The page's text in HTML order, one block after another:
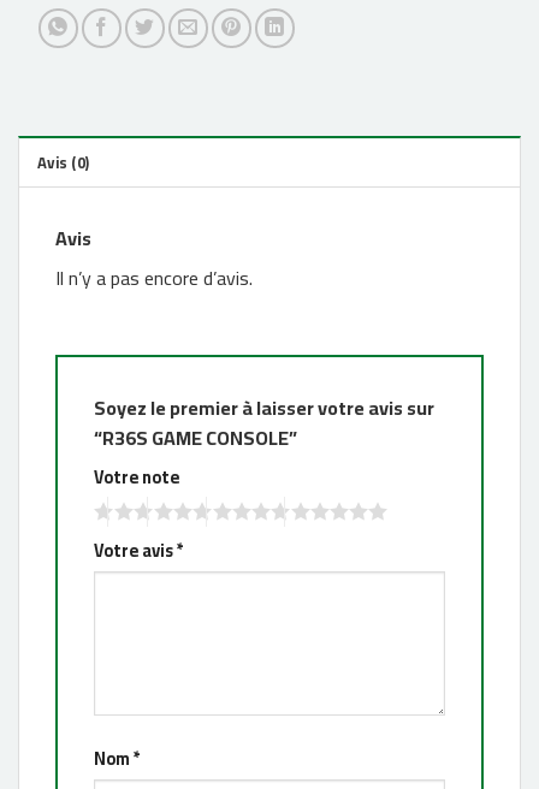
Avis (0)
Avis
Il n’y a pas encore d’avis.
Soyez le premier à laisser votre avis sur
“R36S GAME CONSOLE”
Votre note
Votre avis*
Nom*